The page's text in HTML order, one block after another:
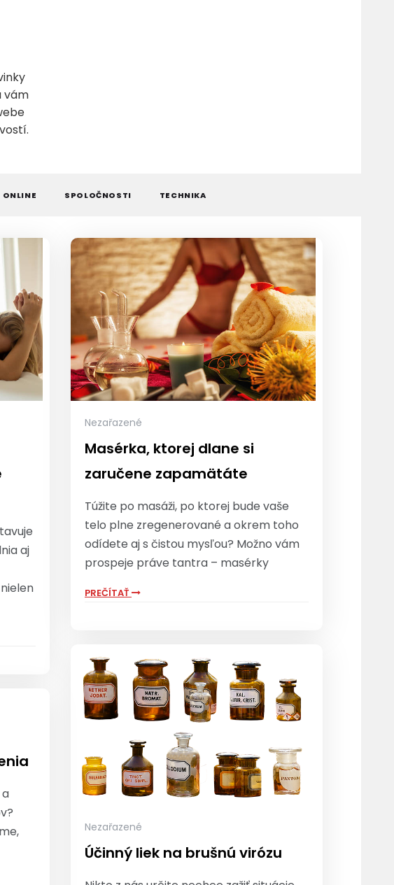
vám
ONLINE SPOLOČNOSTI TECHNIKA
aj
Nezařazené
Masérka, ktorej dlane si
zaručene zapamätáte
Túžite po masáži, po ktorej bude vaše
telo plne zregenerované a okrem toho
odídete aj s čistou mysľou? Možno vám
prospeje práve tantra – masérky
PREČÍTAŤ
Nezařazené
Účinný liek na brušnú virózu